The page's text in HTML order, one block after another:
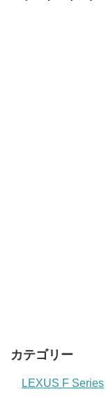
カテゴリー
LEXUS F Series